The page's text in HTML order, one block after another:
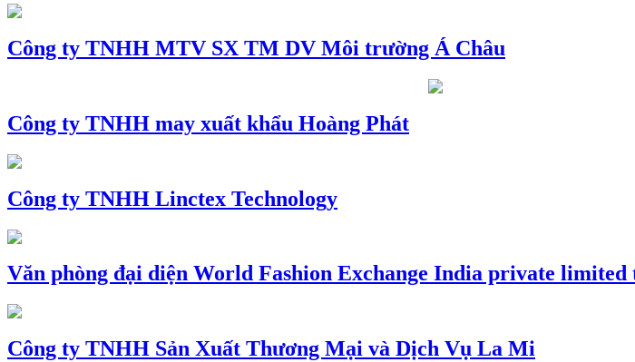
Công ty TNHH MTV SX TM DV Môi trường Á Châu
Công ty TNHH may xuất khẩu Hoàng Phát
Công ty TNHH Linctex Technology
Văn phòng đại diện World Fashion Exchange India private
Công ty TNHH Sản Xuất Thương Mại và Dịch Vụ La Mi